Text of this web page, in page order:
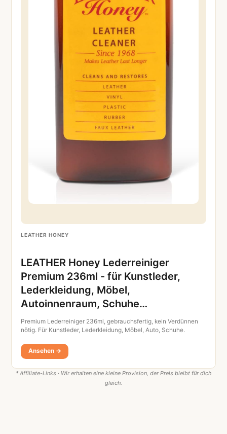
LEATHER HONEY
LEATHER Honey Lederreiniger
Premium 236ml - für Kunstleder,
Lederkleidung, Möbel,
Autoinnenraum, Schuhe…
Premium Lederreiniger 236ml, gebrauchsfertig, kein Verdünnen
nötig. Für Kunstleder, Lederkleidung, Möbel, Auto, Schuhe.
Ansehen →
* Affiliate-Links · Wir erhalten eine kleine Provision, der Preis bleibt für dich
gleich.